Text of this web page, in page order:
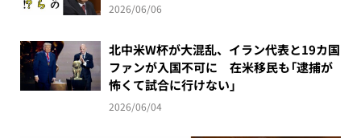
2026/06/06
北中米W杯が大混乱、イラン代表と19カ国
ファンが入国不可に 在米移民も「逮捕が
怖くて試合に行けない」
2026/06/04